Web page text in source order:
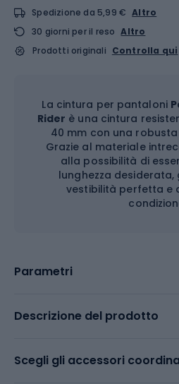
Spedizione da 5,99 € Altro
30 giorni per il reso Altro
Prodotti originali Controlla qui
La cintura per pantaloni
Rider è una cintura
40 mm con una
Grazie al materiale
alla possibilità di
lunghezza
vestibilità perfetta e
Parametri
Descrizione del prodotto
Scegli gli accessori